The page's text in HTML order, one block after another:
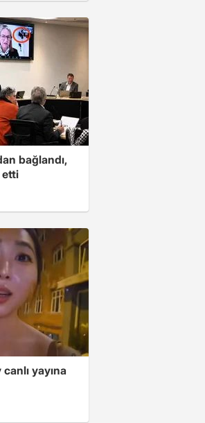
bağlandı,
etti
yayına